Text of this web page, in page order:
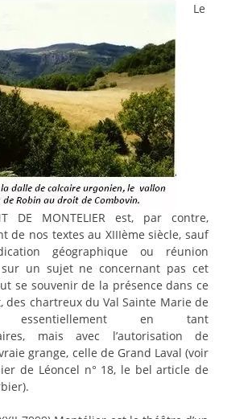
Le
DE MONTELIER est, par contre,
de nos textes au XIIIème siècle, sauf
géographique ou réunion
un sujet ne concernant pas cet
se souvenir de la présence dans ce
des chartreux du Val Sainte Marie de
essentiellement en tant
mais avec l’autorisation de
grange, celle de Grand Laval (voir
de Léoncel n° 18, le bel article de